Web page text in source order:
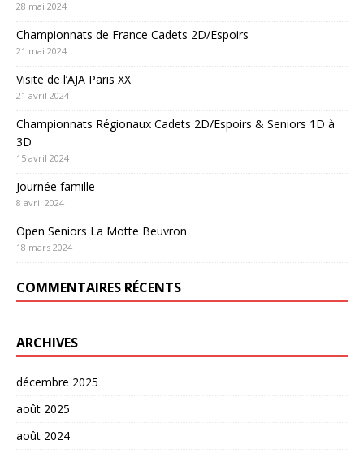
28 mai 2024
Championnats de France Cadets 2D/Espoirs
21 mai 2024
Visite de l’AJA Paris XX
21 avril 2024
Championnats Régionaux Cadets 2D/Espoirs & Seniors 1D à
3D
15 avril 2024
Journée famille
8 avril 2024
Open Seniors La Motte Beuvron
18 mars 2024
COMMENTAIRES RÉCENTS
ARCHIVES
décembre 2025
août 2025
août 2024